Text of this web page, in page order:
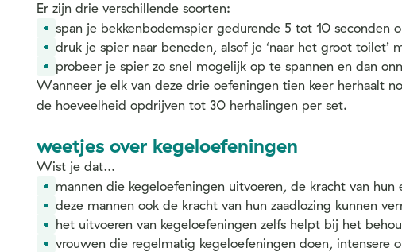
Er zijn drie verschillende soorten:
span je bekkenbodemspier gedurende 5 tot 10 seconden
druk je spier naar beneden, alsof je ‘naar het groot toilet’
probeer je spier zo snel mogelijk op te spannen en dan
Wanneer je elk van deze drie oefeningen tien keer herhaalt
de hoeveelheid opdrijven tot 30 herhalingen per set.
weetjes over kegeloefeningen
Wist je dat…
mannen die kegeloefeningen uitvoeren, de kracht van
deze mannen ook de kracht van hun zaadlozing kunnen
het uitvoeren van kegeloefeningen zelfs helpt bij het
vrouwen die regelmatig kegeloefeningen doen, intensere